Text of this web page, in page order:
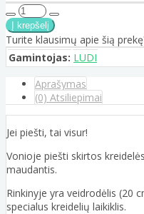
Turite klausimų apie šią
Gamintojas: LUDI
Aprašymas
(0) Atsiliepimai
Jei piešti, tai visur!
Vonioje piešti skirtos
maudantis.
Rinkinyje yra veidrodėlis (20
specialus kreidelių laikiklis.